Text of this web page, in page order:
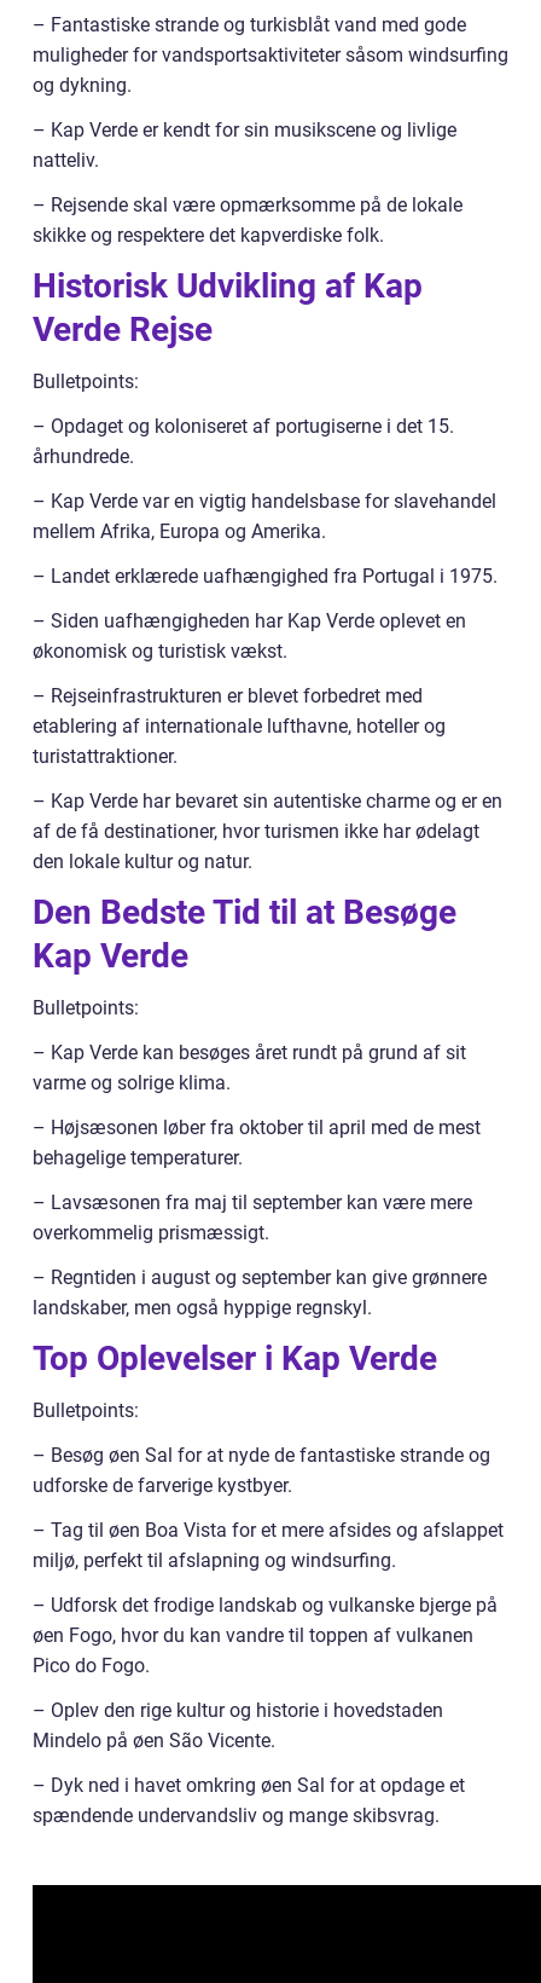
– Fantastiske strande og turkisblåt vand med gode
muligheder for vandsportsaktiviteter såsom windsurfing
og dykning.
– Kap Verde er kendt for sin musikscene og livlige
natteliv.
– Rejsende skal være opmærksomme på de lokale
skikke og respektere det kapverdiske folk.
Historisk Udvikling af Kap
Verde Rejse
Bulletpoints:
– Opdaget og koloniseret af portugiserne i det 15.
århundrede.
– Kap Verde var en vigtig handelsbase for slavehandel
mellem Afrika, Europa og Amerika.
– Landet erklærede uafhængighed fra Portugal i 1975.
– Siden uafhængigheden har Kap Verde oplevet en
økonomisk og turistisk vækst.
– Rejseinfrastrukturen er blevet forbedret med
etablering af internationale lufthavne, hoteller og
turistattraktioner.
– Kap Verde har bevaret sin autentiske charme og er en
af de få destinationer, hvor turismen ikke har ødelagt
den lokale kultur og natur.
Den Bedste Tid til at Besøge
Kap Verde
Bulletpoints:
– Kap Verde kan besøges året rundt på grund af sit
varme og solrige klima.
– Højsæsonen løber fra oktober til april med de mest
behagelige temperaturer.
– Lavsæsonen fra maj til september kan være mere
overkommelig prismæssigt.
– Regntiden i august og september kan give grønnere
landskaber, men også hyppige regnskyl.
Top Oplevelser i Kap Verde
Bulletpoints:
– Besøg øen Sal for at nyde de fantastiske strande og
udforske de farverige kystbyer.
– Tag til øen Boa Vista for et mere afsides og afslappet
miljø, perfekt til afslapning og windsurfing.
– Udforsk det frodige landskab og vulkanske bjerge på
øen Fogo, hvor du kan vandre til toppen af vulkanen
Pico do Fogo.
– Oplev den rige kultur og historie i hovedstaden
Mindelo på øen São Vicente.
– Dyk ned i havet omkring øen Sal for at opdage et
spændende undervandsliv og mange skibsvrag.